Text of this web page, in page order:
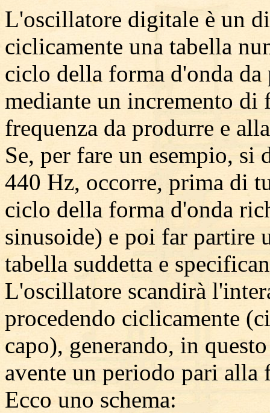
L'oscillatore digitale è un
ciclicamente una tabella
ciclo della forma d'onda
mediante un incremento di
frequenza da produrre e
Se, per fare un esempio, si
440 Hz, occorre, prima di
ciclo della forma d'onda
sinusoide) e poi far partire
tabella suddetta e
L'oscillatore scandirà
procedendo ciclicamente
capo), generando, in
avente un periodo pari alla
Ecco uno schema: